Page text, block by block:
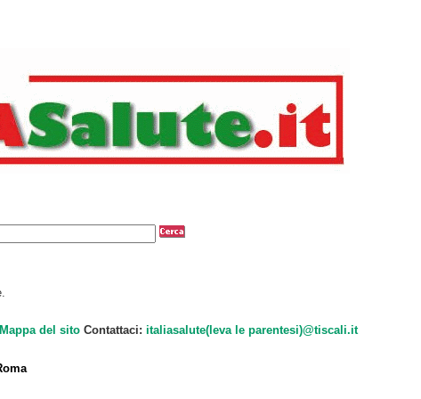
Mappa del sitoContattaci: italiasalute(leva le parentesi)@tiscali.it